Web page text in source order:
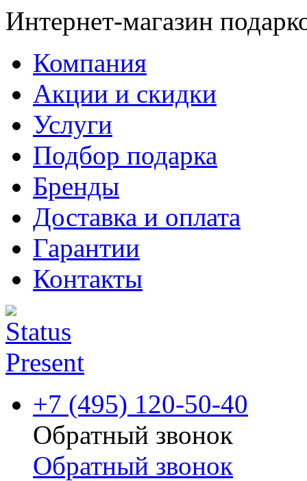
Интернет-магазин
Компания
Акции и скидки
Услуги
Подбор подарка
Бренды
Доставка и оплата
Гарантии
Контакты
+7 (495) 120-50-40
Обратный звонок
Обратный звонок